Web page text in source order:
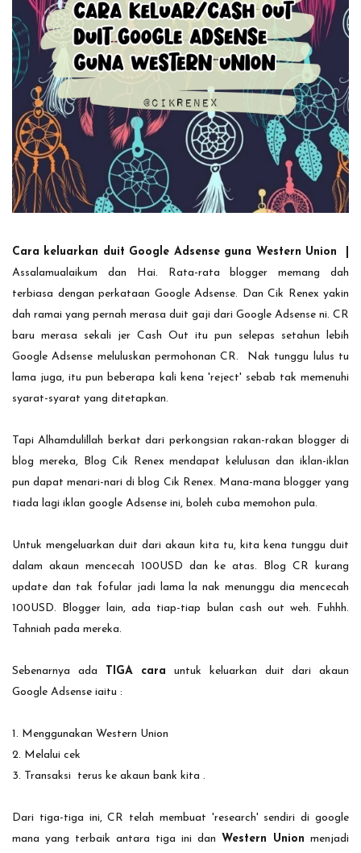
Cara keluarkan duit Google Adsense guna Western Union |
Assalamualaikum dan Hai. Rata-rata blogger memang dah
terbiasa dengan perkataan Google Adsense. Dan Cik Renex yakin
dah ramai yang pernah merasa duit gaji dari Google Adsense ni. CR
baru merasa sekali jer Cash Out itu pun selepas setahun lebih
Google Adsense meluluskan permohonan CR. Nak tunggu lulus tu
lama juga, itu pun beberapa kali kena 'reject' sebab tak memenuhi
syarat-syarat yang ditetapkan.
Tapi Alhamdulillah berkat dari perkongsian rakan-rakan blogger di
blog mereka, Blog Cik Renex mendapat kelulusan dan iklan-iklan
pun dapat menari-nari di blog Cik Renex. Mana-mana blogger yang
tiada lagi iklan google Adsense ini, boleh cuba memohon pula.
Untuk mengeluarkan duit dari akaun kita tu, kita kena tunggu duit
dalam akaun mencecah 100USD dan ke atas. Blog CR kurang
update dan tak fofular jadi lama la nak menunggu dia mencecah
100USD. Blogger lain, ada tiap-tiap bulan cash out weh. Fuhhh.
Tahniah pada mereka.
Sebenarnya ada TIGA cara untuk keluarkan duit dari akaun
Google Adsense iaitu :
1. Menggunakan Western Union
2. Melalui cek
3. Transaksi terus ke akaun bank kita .
Dari tiga-tiga ini, CR telah membuat 'research' sendiri di google
mana yang terbaik antara tiga ini dan Western Union menjadi